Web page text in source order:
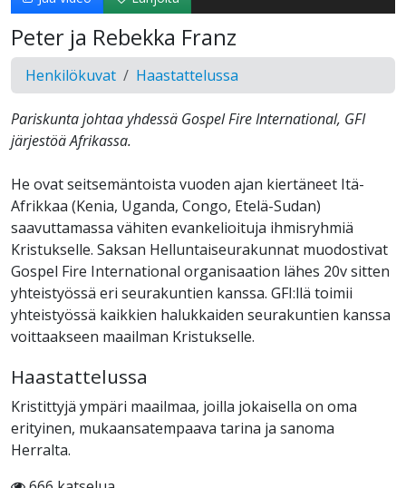
Peter ja Rebekka Franz
Henkilökuvat Haastattelussa
Pariskunta johtaa yhdessä Gospel Fire International, GFI
järjestöä Afrikassa.
He ovat seitsemäntoista vuoden ajan kiertäneet Itä-
Afrikkaa (Kenia, Uganda, Congo, Etelä-Sudan)
saavuttamassa vähiten evankelioituja ihmisryhmiä
Kristukselle. Saksan Helluntaiseurakunnat muodostivat
Gospel Fire International organisaation lähes 20v sitten
yhteistyössä eri seurakuntien kanssa. GFI:llä toimii
yhteistyössä kaikkien halukkaiden seurakuntien kanssa
voittaakseen maailman Kristukselle.
Haastattelussa
Kristittyjä ympäri maailmaa, joilla jokaisella on oma
erityinen, mukaansatempaava tarina ja sanoma
Herralta.